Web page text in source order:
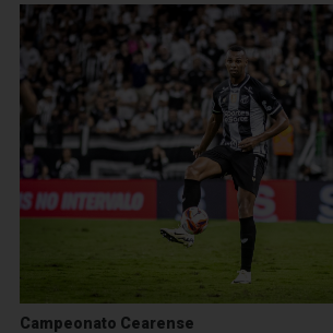
Campeonato Cearense